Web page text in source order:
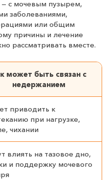
с мочевым пузырем,
заболеваниями,
или общим
причины и лечение
рассматривать вместе.
может быть связан с
недержанием
приводить к
при нагрузке,
чихании
влиять на тазовое дно,
и поддержку мочевого